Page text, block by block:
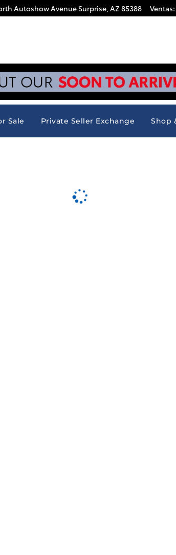
Autoshow Avenue Surprise, AZ 85388 Ventas: